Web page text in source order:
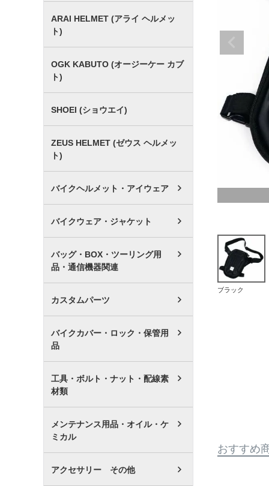
ARAI HELMET (アライ ヘルメッ
ト)
OGK KABUTO (オージーケー カブ
ト)
SHOEI (ショウエイ)
ZEUS HELMET (ゼウス ヘルメッ
ト)
バイクヘルメット・アイウェア
バイクウェア・ジャケット
バッグ・BOX・ツーリング用
品・通信機器関連
カスタムパーツ
バイクカバー・ロック・保管用
品
工具・ボルト・ナット・配線素
材類
メンテナンス用品・オイル・ケ
ミカル
アクセサリー その他
ブラック
おすすめ